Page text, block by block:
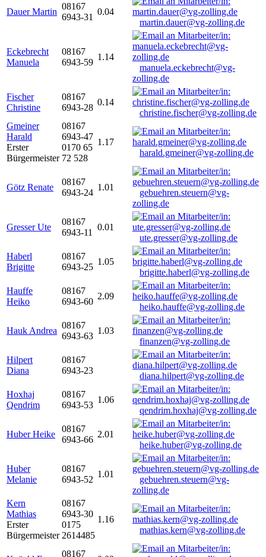
Dauer Martin
08167
6943-31
0.04
martin.dauer@vg-zolling.de
Eckebrecht
Manuela
08167
6943-59
1.14
manuela.eckebrecht@vg-
zolling.de
Fischer
Christine
08167
6943-28
0.14
christine.fischer@vg-zolling.de
Gmeiner
Harald
Erster
Bürgermeister
08167
6943-47
0170 65
72 528
1.17
harald.gmeiner@vg-zolling.de
Götz Renate
08167
6943-24
1.01
gebuehren.steuern@vg-
zolling.de
Gresser Ute
08167
6943-11
0.01
ute.gresser@vg-zolling.de
Haberl
Brigitte
08167
6943-25
1.05
brigitte.haberl@vg-zolling.de
Hauffe
Heiko
08167
6943-60
2.09
heiko.hauffe@vg-zolling.de
Hauk Andrea
08167
6943-63
1.03
finanzen@vg-zolling.de
Hilpert
Diana
08167
6943-23
diana.hilpert@vg-zolling.de
Hoxhaj
Qendrim
08167
6943-53
1.06
qendrim.hoxhaj@vg-zolling.de
Huber Heike
08167
6943-66
2.01
heike.huber@vg-zolling.de
Huber
Melanie
08167
6943-52
1.01
gebuehren.steuern@vg-
zolling.de
Kern
Mathias
Erster
Bürgermeister
08167
6943-30
0175
2614485
1.16
mathias.kern@vg-zolling.de
08167